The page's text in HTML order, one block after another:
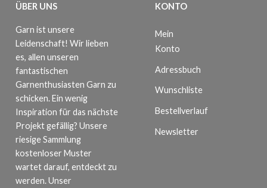
ÜBER UNS
Garn ist unsere
Leidenschaft! Wir lieben
es, allen unseren
fantastischen
Garnenthusiasten Garn zu
schicken. Ein wenig
Inspiration für das nächste
Projekt gefällig? Unsere
riesige Sammlung
kostenloser Muster
wartet darauf, entdeckt zu
werden. Unser
KONTO
Mein
Konto
Adressbuch
Wunschliste
Bestellverlauf
Newsletter